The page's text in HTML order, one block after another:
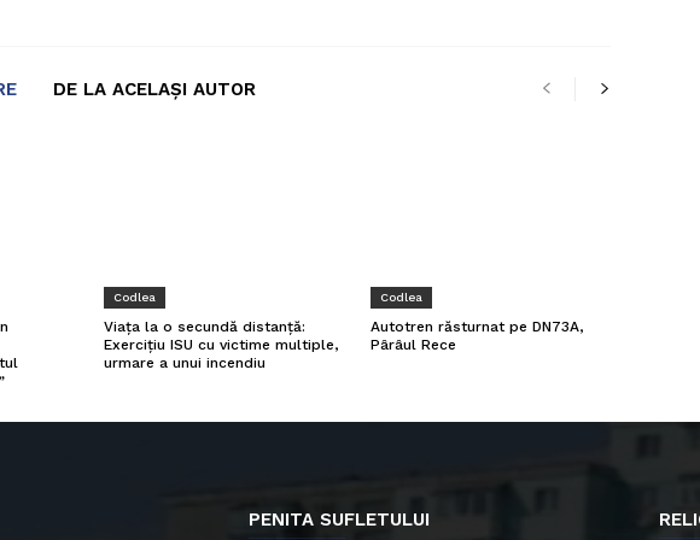
DE LA ACELAȘI AUTOR
Codlea
Viața la o secundă distanță:
Exercițiu ISU cu victime multiple,
urmare a unui incendiu
Codlea
Autotren răsturnat pe DN73A,
Pârâul Rece
PENITA SUFLETULUI